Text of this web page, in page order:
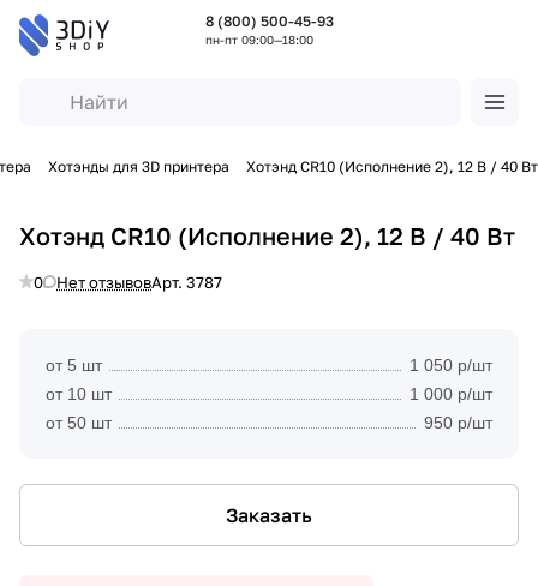
8 (800) 500-45-93
пн-пт 09:00—18:00
Хотэнды для 3D принтера Хотэнд CR10 (Исполнение 2), 12 В / 40 Вт
Хотэнд CR10 (Исполнение 2), 12 В / 40 Вт
0 Нет отзывовАрт. 3787
от 5 шт
1 050 р/шт
от 10 шт
1 000 р/шт
от 50 шт
950 р/шт
Заказать